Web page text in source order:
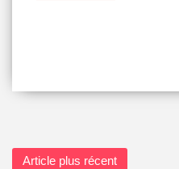
Article plus récent